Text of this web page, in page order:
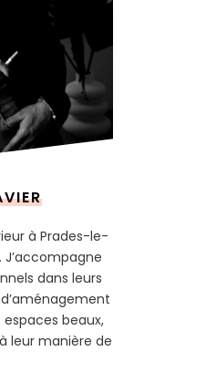
à Prades-le-
J’accompagne
dans leurs
beaux,
leur manière de